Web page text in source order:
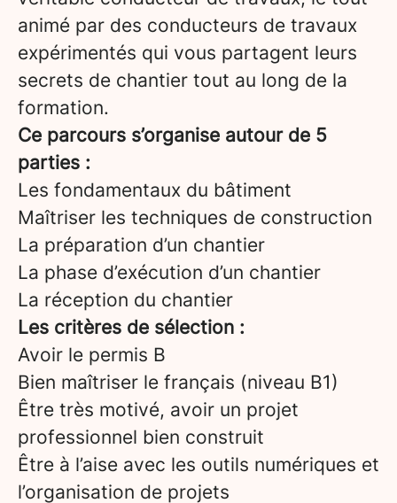
animé par des conducteurs de travaux
expérimentés qui vous partagent leurs
secrets de chantier tout au long de la
formation.
Ce parcours s’organise autour de 5
parties :
Les fondamentaux du bâtiment
Maîtriser les techniques de construction
La préparation d’un chantier
La phase d’exécution d’un chantier
La réception du chantier
Les critères de sélection :
Avoir le permis B
Bien maîtriser le français (niveau B1)
Être très motivé, avoir un projet
professionnel bien construit
Être à l’aise avec les outils numériques et
l’organisation de projets